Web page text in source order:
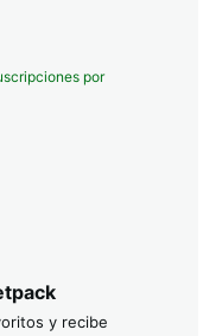
por
y recibe